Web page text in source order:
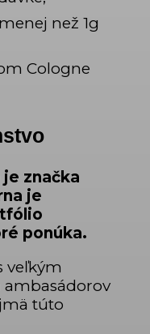
než 1g
Cologne
značka
je
ponúka.
veľkým
túto